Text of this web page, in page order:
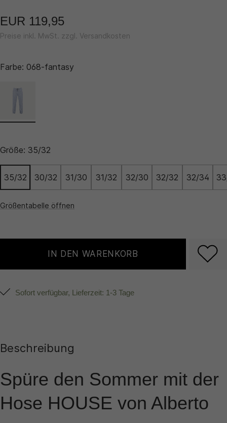
EUR 119,95
Preise inkl. MwSt. zzgl. Versandkosten
Farbe: 068-fantasy
Größe: 35/32
35/32 30/32 31/30 31/32 32/30 32/32 32/34
Größentabelle öffnen
IN DEN WARENKORB
Sofort verfügbar, Lieferzeit: 1-3 Tage
Beschreibung
Spüre den Sommer mit der
Hose HOUSE von Alberto